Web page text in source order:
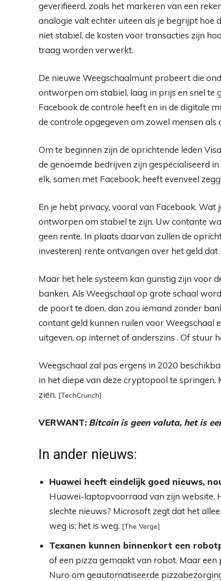
geverifieerd, zoals het markeren van een
analogie valt echter uiteen als je begrijpt hoe
niet stabiel, de kosten voor transacties zijn
traag worden verwerkt.
De nieuwe Weegschaalmunt probeert die
ontworpen om stabiel, laag in prijs en snel te
Facebook de controle heeft en in de digitale
de controle opgegeven om zowel mensen
Om te beginnen zijn de oprichtende leden
de genoemde bedrijven zijn gespecialiseerd
elk, samen met Facebook, heeft evenveel
En je hebt privacy, vooral van Facebook. Wat
ontworpen om stabiel te zijn. Uw contante
geen rente. In plaats daarvan zullen de
investeren) rente ontvangen over het geld dat
Maar het hele systeem kan gunstig zijn voor
banken. Als Weegschaal op grote schaal
de poort te doen, dan zou iemand zonder
contant geld kunnen ruilen voor Weegschaal
uitgeven, op internet of anderszins . Of stuur
Weegschaal zal pas ergens in 2020
in het diepe van deze cryptopool te springen.
zien. [TechCrunch]
VERWANT: Bitcoin is geen valuta, het is
In ander nieuws:
Huawei heeft eindelijk goed nieuws,
Huawei-laptopvoorraad van zijn website.
slechte nieuws? Microsoft zegt dat het
weg is; het is weg. [The Verge]
Texanen kunnen binnenkort een
of een pizza gemaakt van robot. Maar
Nuro om geautomatiseerde